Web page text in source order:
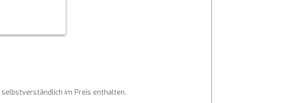
selbstverständlich im Preis enthalten.